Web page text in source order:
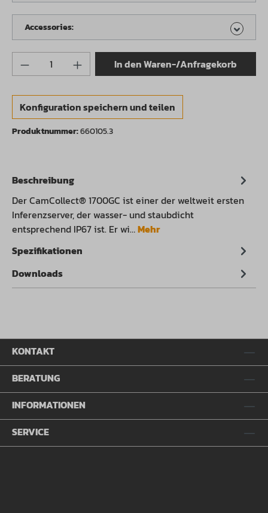
Accessories:
Produkt Anzahl: Gib den gewünschten
In den Waren-/Anfragekorb
Konfiguration speichern und teilen
Produktnummer:660105.3
Beschreibung
Der CamCollect® 1700GC ist einer der weltweit ersten
Inferenzserver, der wasser- und staubdicht
entsprechend IP67 ist. Er wi…Mehr
Spezifikationen
Downloads
KONTAKT
BERATUNG
INFORMATIONEN
SERVICE